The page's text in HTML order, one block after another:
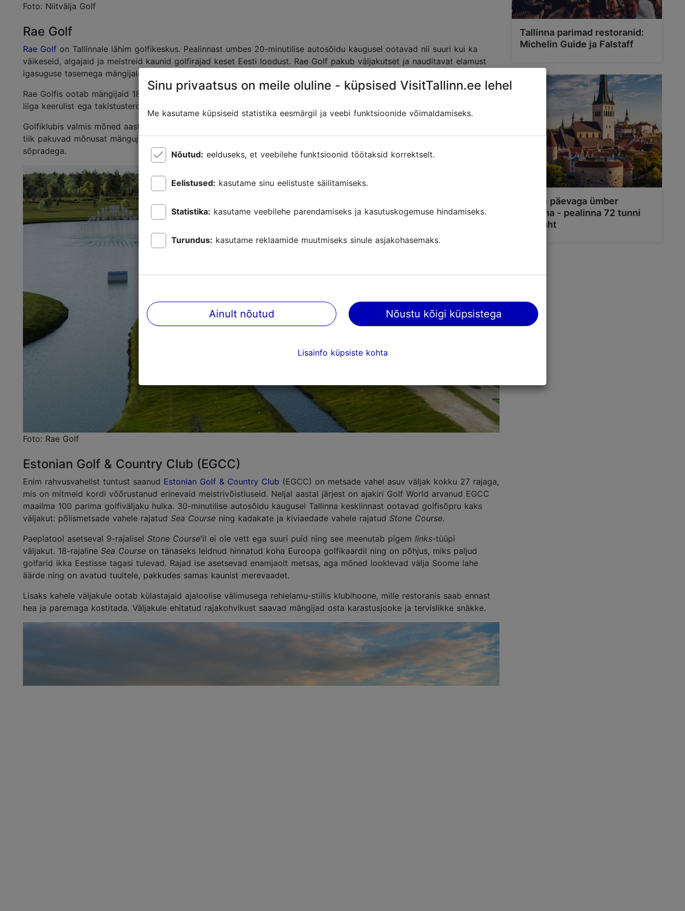
Foto: Niitvälja Golf
Rae Golf
Rae Golf on Tallinnale lähim golfikeskus. Pealinnast umbes 20-minutilise autosõidu kaugusel ootavad nii suuri kui ka
väikeseid, algajaid ja meistreid kaunid golfirajad keset Eesti loodust. Rae Golf pakub väljakutset ja nauditavat elamust
igasuguse tasemega mängijale.
Rae Golfis ootab mängijaid 18-rajaline väljak, mis on võrdlemisi lihtne ja loogiline ning ideaalne klubimängijale, kes ei otsi
liiga keerulist ega takistusterohket väljakut. Mängijad saavad harjutada lööke ka erinevatel harjutusväljakutel.
Golfiklubis valmis mõned aastad tagasi ka klubihoone koos uue restoraniga. Klubihoone läheduses asuv suitsusaun ning
tiik pakuvad mõnusat mängujärgset lõõgastust. Kindlasti on tegemist mõnusa kohaga, kus veeta sportlik päev pere või
sõpradega.
Foto: Rae Golf
Estonian Golf & Country Club (EGCC)
Enim rahvusvahelist tuntust saanud Estonian Golf & Country Club (EGCC) on metsade vahel asuv väljak kokku 27 rajaga,
mis on mitmeid kordi võõrustanud erinevaid meistrivõistluseid. Neljal aastal järjest on ajakiri Golf World arvanud EGCC
maailma 100 parima golfiväljaku hulka. 30-minutilise autosõidu kaugusel Tallinna kesklinnast ootavad golfisõpru kaks
väljakut: põlismetsade vahele rajatud Sea Course ning kadakate ja kiviaedade vahele rajatud Stone Course.
Paeplatool asetseval 9-rajalisel Stone Course'il ei ole vett ega suuri puid ning see meenutab pigem links-tüüpi
väljakut. 18-rajaline Sea Course on tänaseks leidnud hinnatud koha Euroopa golfikaardil ning on põhjus, miks paljud
golfarid ikka Eestisse tagasi tulevad. Rajad ise asetsevad enamjaolt metsas, aga mõned looklevad välja Soome lahe
äärde ning on avatud tuultele, pakkudes samas kaunist merevaadet.
Lisaks kahele väljakule ootab külastajaid ajaloolise välimusega rehielamu-stiilis klubihoone, mille restoranis saab ennast
hea ja paremaga kostitada. Väljakule ehitatud rajakohvikust saavad mängijad osta karastusjooke ja tervislikke snäkke.
Tallinna parimad restoranid:
Michelin Guide ja Falstaff
Kolme päevaga ümber
Tallinna - pealinna 72 tunni
reisijuht
Sinu privaatsus on meile oluline - küpsised VisitTallinn.ee lehel
Me kasutame küpsiseid statistika eesmärgil ja veebi funktsioonide võimaldamiseks.
Nõutud: eelduseks, et veebilehe funktsioonid töötaksid korrektselt.
Eelistused: kasutame sinu eelistuste säilitamiseks.
Statistika: kasutame veebilehe parendamiseks ja kasutuskogemuse hindamiseks.
Turundus: kasutame reklaamide muutmiseks sinule asjakohasemaks.
Ainult nõutud Nõustu kõigi küpsistega
Lisainfo küpsiste kohta